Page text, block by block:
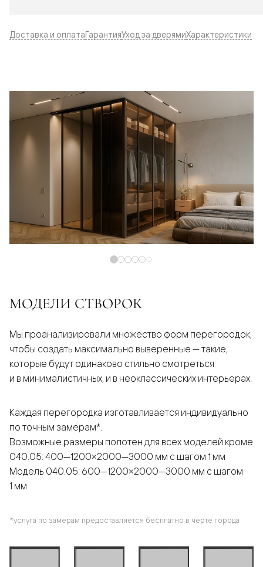
Доставка и оплатаГарантияУход за дверямиХарактеристики
МОДЕЛИ СТВОРОК
Мы проанализировали множество форм перегородок,
чтобы создать максимально выверенные — такие,
которые будут одинаково стильно смотреться
и в минималистичных, и в неоклассических интерьерах.
Каждая перегородка изготавливается индивидуально
по точным замерам*.
Возможные размеры полотен для всех моделей кроме
040.05: 400—1200×2000—3000 мм с шагом 1 мм
Модель 040.05: 600—1200×2000—3000 мм с шагом
1 мм
*услуга по замерам предоставляется бесплатно в черте города